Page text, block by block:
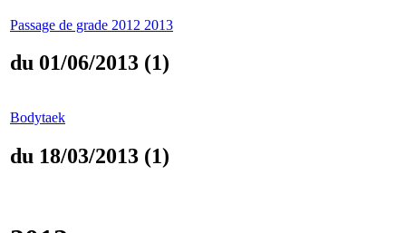
Passage de grade 2012 2013
du 01/06/2013 (1)
Bodytaek
du 18/03/2013 (1)